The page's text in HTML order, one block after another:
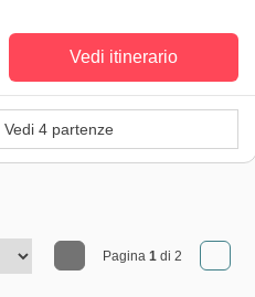
Vedi itinerario
Vedi 4 partenze
Pagina 1 di 2